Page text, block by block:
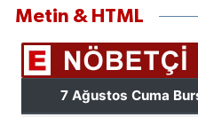
Metin & HTML